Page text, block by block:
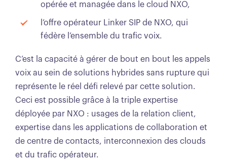
opérée et managée dans le cloud NXO,
l’offre opérateur Linker SIP de NXO, qui
fédère l’ensemble du trafic voix.
C’est la capacité à gérer de bout en bout les appels
voix au sein de solutions hybrides sans rupture qui
représente le réel défi relevé par cette solution.
Ceci est possible grâce à la triple expertise
déployée par NXO : usages de la relation client,
expertise dans les applications de collaboration et
de centre de contacts, interconnexion des clouds
et du trafic opérateur.